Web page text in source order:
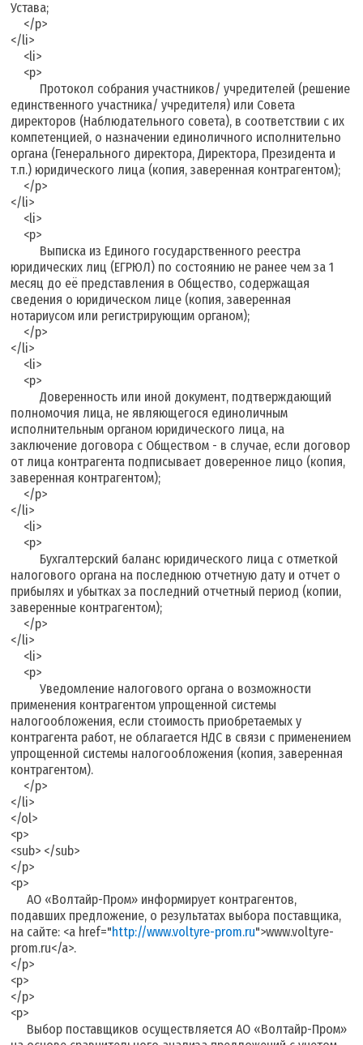
Устава;
</p>
</li>
<li>
<p>
Протокол собрания участников/ учредителей (решение
единственного участника/ учредителя) или Совета
директоров (Наблюдательного совета), в соответствии с их
компетенцией, о назначении единоличного исполнительно
органа (Генерального директора, Директора, Президента и
т.п.) юридического лица (копия, заверенная контрагентом);
</p>
</li>
<li>
<p>
Выписка из Единого государственного реестра
юридических лиц (ЕГРЮЛ) по состоянию не ранее чем за 1
месяц до её представления в Общество, содержащая
сведения о юридическом лице (копия, заверенная
нотариусом или регистрирующим органом);
</p>
</li>
<li>
<p>
Доверенность или иной документ, подтверждающий
полномочия лица, не являющегося единоличным
исполнительным органом юридического лица, на
заключение договора с Обществом - в случае, если договор
от лица контрагента подписывает доверенное лицо (копия,
заверенная контрагентом);
</p>
</li>
<li>
<p>
Бухгалтерский баланс юридического лица с отметкой
налогового органа на последнюю отчетную дату и отчет о
прибылях и убытках за последний отчетный период (копии,
заверенные контрагентом);
</p>
</li>
<li>
<p>
Уведомление налогового органа о возможности
применения контрагентом упрощенной системы
налогообложения, если стоимость приобретаемых у
контрагента работ, не облагается НДС в связи с применением
упрощенной системы налогообложения (копия, заверенная
контрагентом).
</p>
</li>
</ol>
<p>
<sub> </sub>
</p>
<p>
АО «Волтайр-Пром» информирует контрагентов,
подавших предложение, о результатах выбора поставщика,
на сайте: <a href="http://www.voltyre-prom.ru">www.voltyre-
prom.ru</a>.
</p>
<p>
</p>
<p>
Выбор поставщиков осуществляется АО «Волтайр-Пром»